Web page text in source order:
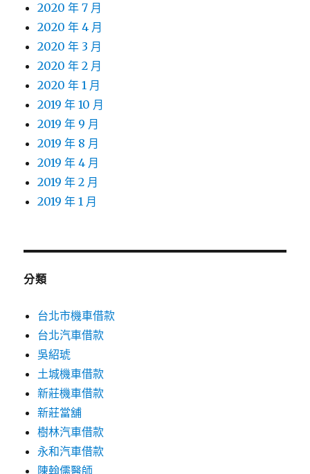
2020 年 7 月
2020 年 4 月
2020 年 3 月
2020 年 2 月
2020 年 1 月
2019 年 10 月
2019 年 9 月
2019 年 8 月
2019 年 4 月
2019 年 2 月
2019 年 1 月
分類
台北市機車借款
台北汽車借款
吳紹琥
土城機車借款
新莊機車借款
新莊當舖
樹林汽車借款
永和汽車借款
陳翰儒醫師